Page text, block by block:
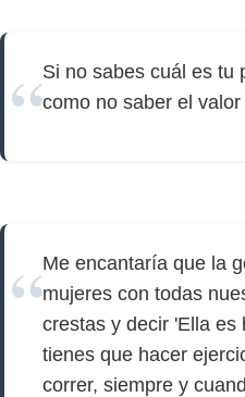
Si no sabes cuál es tu
como no saber el
Me encantaría que la
mujeres con todas
crestas y decir 'Ella es
tienes que hacer
correr, siempre y